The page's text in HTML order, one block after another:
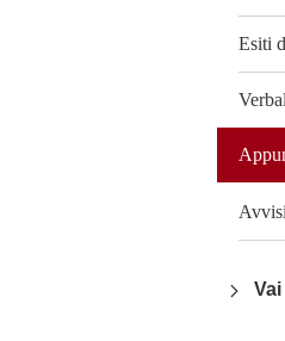
Esiti
Avvisi